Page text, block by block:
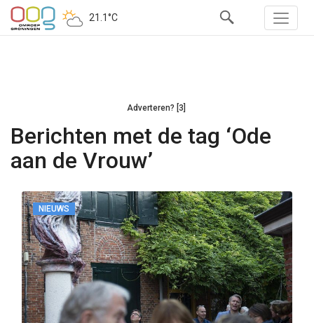
21.1°C
Adverteren? [3]
Berichten met de tag ‘Ode
aan de Vrouw’
NIEUWS